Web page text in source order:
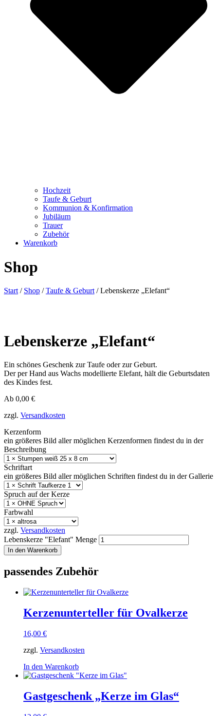
Hochzeit
Taufe & Geburt
Kommunion & Konfirmation
Jubiläum
Trauer
Zubehör
Warenkorb
Shop
Start / Shop /Taufe & Geburt / Lebenskerze „Elefant“
Lebenskerze „Elefant“
Ein schönes Geschenk zur Taufe oder zur Geburt.
Der per Hand aus Wachs modellierte Elefant, hält die Geburtsdaten
des Kindes fest.
Ab 0,00 €
zzgl. Versandkosten
Kerzenform
ein größeres Bild aller möglichen Kerzenformen findest du in der
Beschreibung
Schriftart
ein größeres Bild aller möglichen Schriften findest du in der Gallerie
Spruch auf der Kerze
Farbwahl
zzgl. Versandkosten
Lebenskerze "Elefant" Menge
In den Warenkorb
passendes Zubehör
Kerzenunterteller für Ovalkerze
16,00 €
zzgl. Versandkosten
In den Warenkorb
Gastgeschenk „Kerze im Glas“